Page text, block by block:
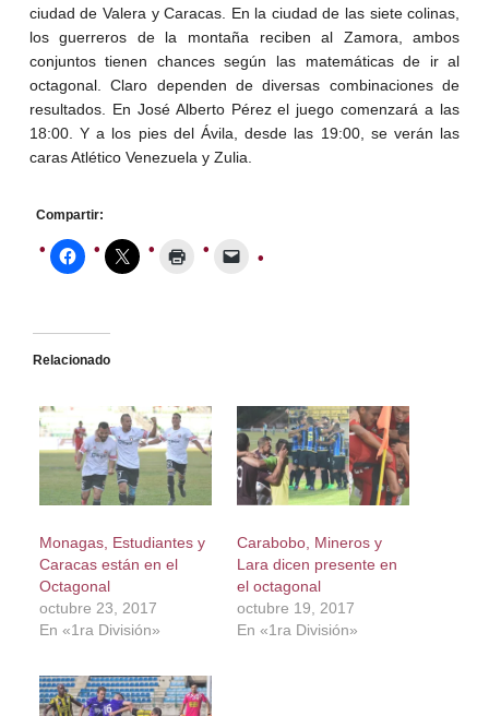
ciudad de Valera y Caracas. En la ciudad de las siete colinas,
los guerreros de la montaña reciben al Zamora, ambos
conjuntos tienen chances según las matemáticas de ir al
octagonal. Claro dependen de diversas combinaciones de
resultados. En José Alberto Pérez el juego comenzará a las
18:00. Y a los pies del Ávila, desde las 19:00, se verán las
caras Atlético Venezuela y Zulia.
Compartir:
Relacionado
Monagas, Estudiantes y
Caracas están en el
Octagonal
octubre 23, 2017
En «1ra División»
Carabobo, Mineros y
Lara dicen presente en
el octagonal
octubre 19, 2017
En «1ra División»